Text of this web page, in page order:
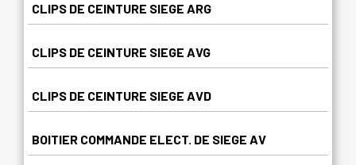
CLIPS DE CEINTURE SIEGE ARG
CLIPS DE CEINTURE SIEGE AVG
CLIPS DE CEINTURE SIEGE AVD
BOITIER COMMANDE ELECT. DE SIEGE AV